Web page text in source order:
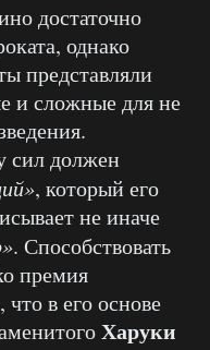
достаточно
однако
представляли
и сложные для не
сил должен
, который его
не иначе
. Способствовать
премия
в его основе
Харуки